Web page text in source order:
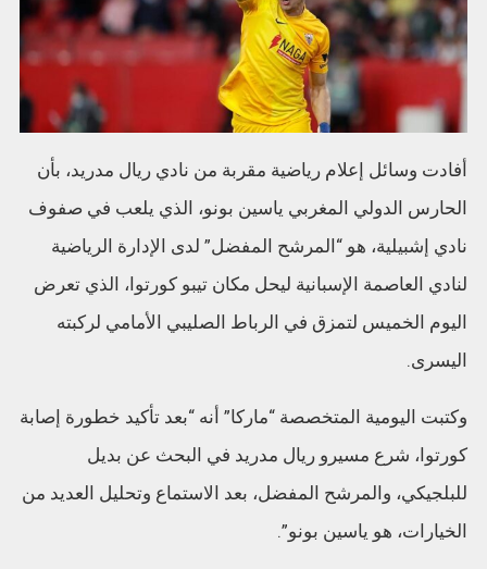
أفادت وسائل إعلام رياضية مقربة من نادي ريال مدريد، بأن
الحارس الدولي المغربي ياسين بونو، الذي يلعب في صفوف
نادي إشبيلية، هو “المرشح المفضل” لدى الإدارة الرياضية
لنادي العاصمة الإسبانية ليحل مكان تيبو كورتوا، الذي تعرض
اليوم الخميس لتمزق في الرباط الصليبي الأمامي لركبته
اليسرى.
وكتبت اليومية المتخصصة “ماركا” أنه “بعد تأكيد خطورة إصابة
كورتوا، شرع مسيرو ريال مدريد في البحث عن بديل
للبلجيكي، والمرشح المفضل، بعد الاستماع وتحليل العديد من
الخيارات، هو ياسين بونو”.